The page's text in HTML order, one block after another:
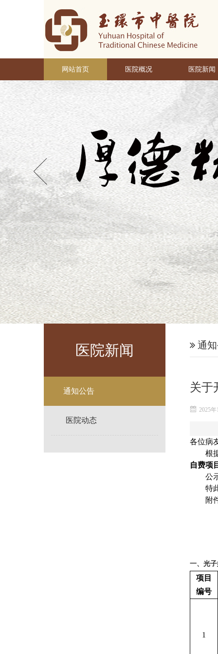
网站首页 医院概况 医院新闻
医院新闻
通知公告
医院动态
通
关于
2025
各位病
根
自费项
公
特
附
一、光
项目
编号
1